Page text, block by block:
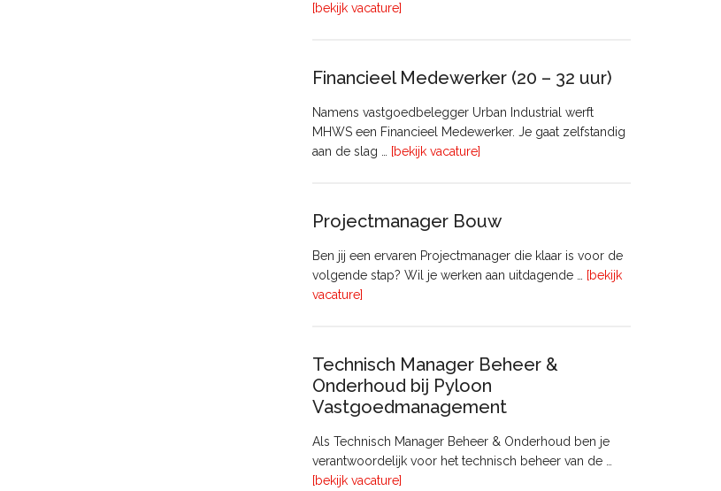
[bekijk vacature]
Financieel Medewerker (20 – 32 uur)
Namens vastgoedbelegger Urban Industrial werft
MHWS een Financieel Medewerker. Je gaat zelfstandig
aan de slag …
[bekijk vacature]
32
Projectmanager Bouw
Ben jij een ervaren Projectmanager die klaar is voor de
volgende stap? Wil je werken aan uitdagende …
[bekijk
vacature]
Technisch Manager Beheer &
Onderhoud bij Pyloon
Vastgoedmanagement
Als Technisch Manager Beheer & Onderhoud ben je
verantwoordelijk voor het technisch beheer van de …
[bekijk vacature]